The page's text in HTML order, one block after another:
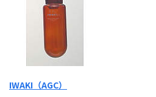
IWAKI（AGC）